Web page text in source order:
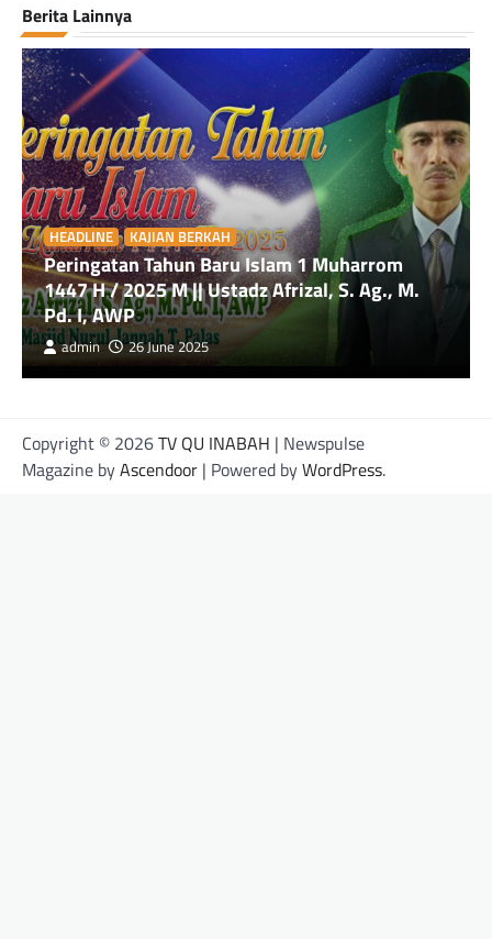
Berita Lainnya
HEADLINE KAJIAN BERKAH
Peringatan Tahun Baru Islam 1 Muharrom
1447 H / 2025 M || Ustadz Afrizal, S. Ag., M.
Pd. I, AWP
admin 26 June 2025
Copyright © 2026TV QU INABAH | Newspulse
Magazine byAscendoor | Powered byWordPress.